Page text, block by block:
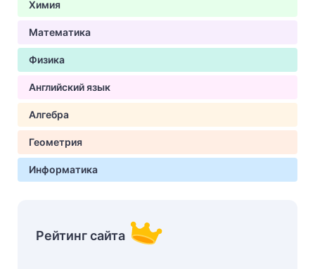
Химия
Математика
Физика
Английский язык
Алгебра
Геометрия
Информатика
Рейтинг сайта